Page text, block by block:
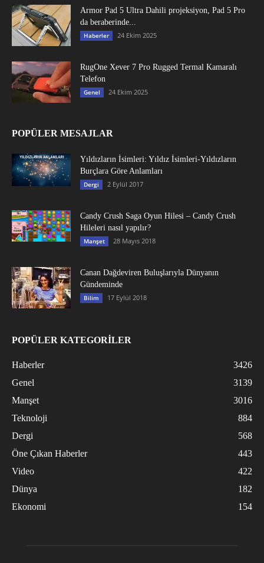
Armor Pad 5 Ultra Dahili projeksiyon, Pad 5 Pro
da beraberinde...
Haberler 24 Ekim 2025
RugOne Xever 7 Pro Rugged Termal Kamaralı
Telefon
Genel 24 Ekim 2025
POPÜLER MESAJLAR
Yıldızların İsimleri: Yıldız İsimleri-Yıldızların
Burçlara Göre Anlamları
Dergi 2 Eylül 2017
Candy Crush Saga Oyun Hilesi – Candy Crush
Hileleri nasıl yapılır?
Manşet 28 Mayıs 2018
Canan Dağdeviren Buluşlarıyla Dünyanın
Gündeminde
Bilim 17 Eylül 2018
POPÜLER KATEGORİLER
Haberler
3426
Genel
3139
Manşet
3016
Teknoloji
884
Dergi
568
Öne Çıkan Haberler
443
Video
422
Dünya
182
Ekonomi
154